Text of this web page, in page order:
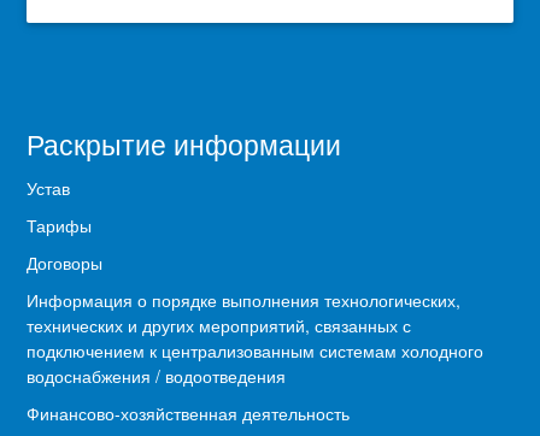
Раскрытие информации
Устав
Тарифы
Договоры
Информация о порядке выполнения технологических,
технических и других мероприятий, связанных с
подключением к централизованным системам холодного
водоснабжения / водоотведения
Финансово-хозяйственная деятельность